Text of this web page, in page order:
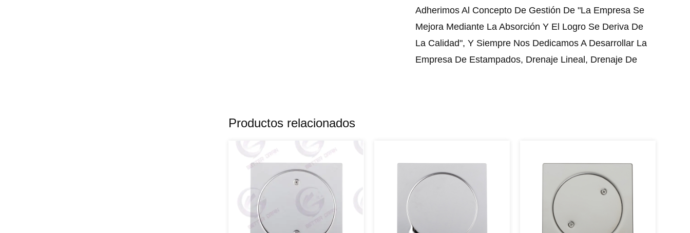
Adherimos Al Concepto De Gestión De "La Empresa Se
Mejora Mediante La Absorción Y El Logro Se Deriva De
La Calidad", Y Siempre Nos Dedicamos A Desarrollar La
Empresa De Estampados, Drenaje Lineal, Drenaje De
"Nada Es Mejor, Sólo Mejor". Las Mejores Personas Están
Sinceramente Dispuestas A Cooperar Con Clientes
Nuevos Y Antiguos. Vamos De La Mano Y Creemos
Productos relacionados